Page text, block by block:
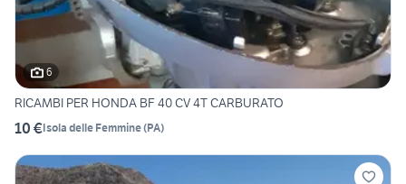
6
RICAMBI PER HONDA BF 40 CV 4T CARBURATO
10 €Isola delle Femmine(PA)